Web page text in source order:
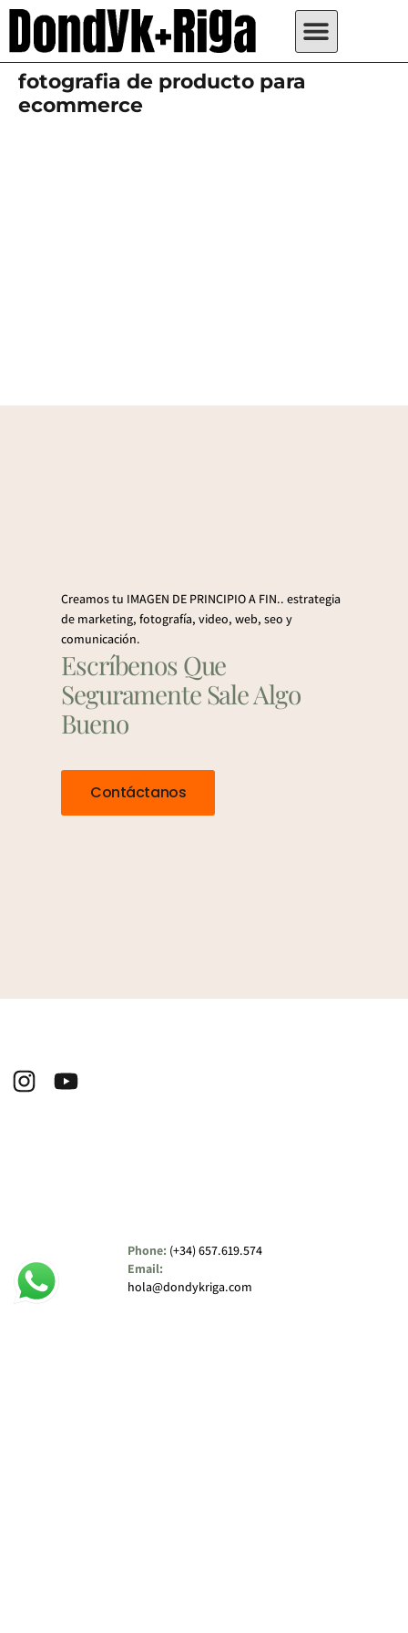
fotografia de producto para
ecommerce
Creamos tu IMAGEN DE PRINCIPIO A FIN.. estrategia
de marketing, fotografía, video, web, seo y
comunicación.
Escríbenos Que
Seguramente Sale Algo
Bueno
Contáctanos
Phone: (+34) 657.619.574
Email:
hola@dondykriga.com